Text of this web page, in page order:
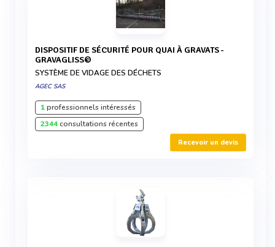
DISPOSITIF DE SÉCURITÉ POUR QUAI À GRAVATS -
GRAVAGLISS©
SYSTÈME DE VIDAGE DES DÉCHETS
AGEC SAS
1professionnels intéressés
2344consultations récentes
Recevoir un devis